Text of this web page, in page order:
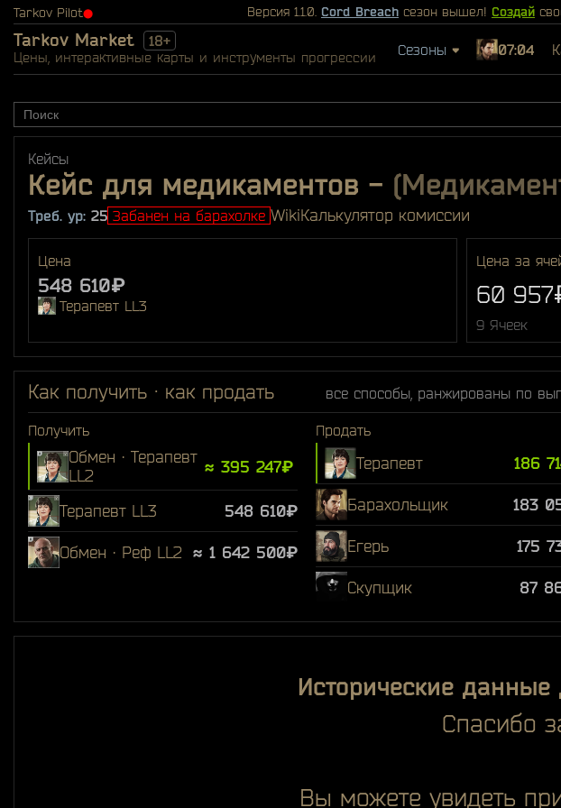
Tarkov Pilot⬤ Версия 1.1.0. Cord Breach сезон вышел! Создай
Tarkov Market 18+
Цены, интерактивные карты и инструменты прогрессии Сезоны 07:04
Кейсы
Кейс для медикаментов -
Треб. ур: 25 Забанен на барахолке WikiКалькулятор комиссии
Цена
548 610₽
Терапевт LL3
Цена за
60
9 Ячеек
Как получить · как продать все способы, ранжированы по
Получить
Обмен · Терапевт
LL2
≈ 395 247₽
Терапевт LL3 548 610₽
Обмен · Реф LL2 ≈ 1 642 500₽
Продать
Терапевт 186
Барахольщик 183
Егерь 175
Скупщик 87
Исторические данные
Спасибо
Вы можете увидеть